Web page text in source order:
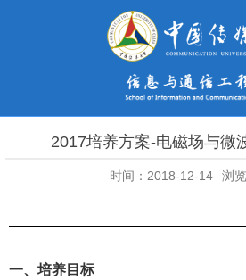
2017培养方案-电磁场与微
时间：2018-12-14 浏览
一、培养目标